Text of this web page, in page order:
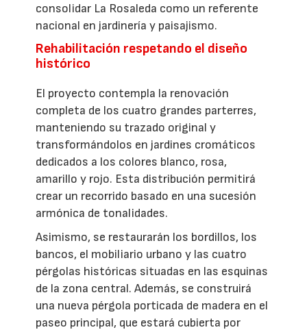
consolidar La Rosaleda como un referente
nacional en jardinería y paisajismo.
Rehabilitación respetando el diseño
histórico
El proyecto contempla la renovación
completa de los cuatro grandes parterres,
manteniendo su trazado original y
transformándolos en jardines cromáticos
dedicados a los colores blanco, rosa,
amarillo y rojo. Esta distribución permitirá
crear un recorrido basado en una sucesión
armónica de tonalidades.
Asimismo, se restaurarán los bordillos, los
bancos, el mobiliario urbano y las cuatro
pérgolas históricas situadas en las esquinas
de la zona central. Además, se construirá
una nueva pérgola porticada de madera en el
paseo principal, que estará cubierta por